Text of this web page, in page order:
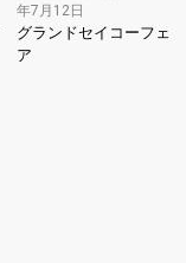
年7月12日
グランドセイコーフェ
ア